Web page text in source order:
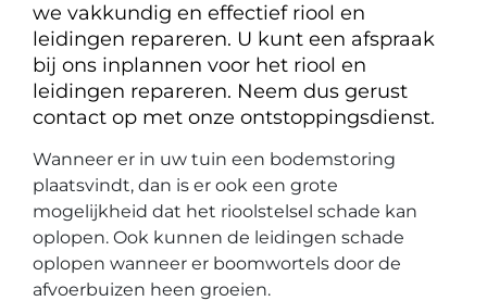
we vakkundig en effectief riool en
leidingen repareren. U kunt een afspraak
bij ons inplannen voor het riool en
leidingen repareren. Neem dus gerust
contact op met onze ontstoppingsdienst.
Wanneer er in uw tuin een bodemstoring
plaatsvindt, dan is er ook een grote
mogelijkheid dat het rioolstelsel schade kan
oplopen. Ook kunnen de leidingen schade
oplopen wanneer er boomwortels door de
afvoerbuizen heen groeien.